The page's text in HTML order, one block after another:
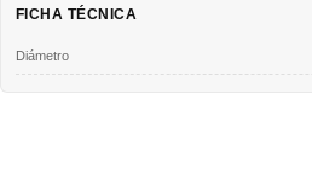
FICHA TÉCNICA
Diámetro